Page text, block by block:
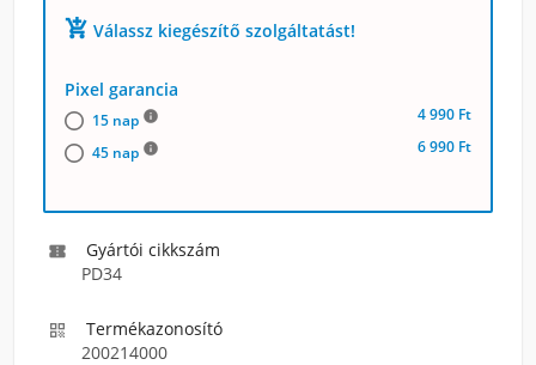
add_shopping_cart Válassz kiegészítő szolgáltatást!
Pixel garancia
15 nap info
4 990 Ft
45 nap info 6 990 Ft

Gyártói cikkszám
PD34

Termékazonosító
200214000